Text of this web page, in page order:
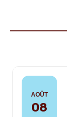
AOÛT
08